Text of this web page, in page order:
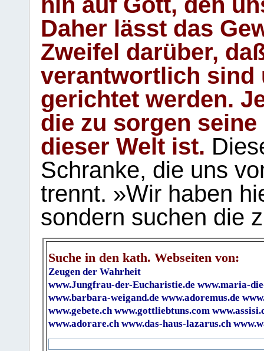
Daher lässt das
Zweifel darüber,
verantwortlich sind
gerichtet werden.
die zu sorgen
dieser Welt ist.
Schranke, die uns
trennt. »Wir haben
sondern suchen die
Suche in den kath. Webseiten von:
Zeugen der Wahrheit
www.Jungfrau-der-Eucharistie.de www.maria-
www.barbara-weigand.de www.adoremus.de
www.gebete.ch www.gottliebtuns.com
www.adorare.ch www.das-haus-lazarus.ch